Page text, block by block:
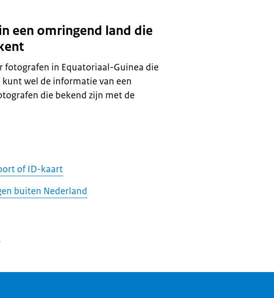
een omringend land die
fotografen in Equatoriaal-Guinea die
kunt wel de informatie van een
die bekend zijn met de
of ID-kaart
buiten Nederland